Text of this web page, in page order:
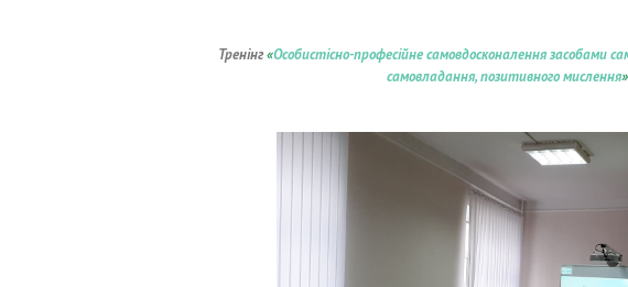
Тренінг«Особистісно-професійне самовдосконалення засобами
самовладання, позитивного мислення»